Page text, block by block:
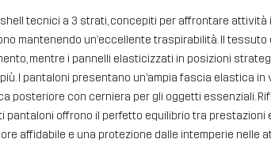
tecnici a 3 strati, concepiti per affrontare attività
mantenendo un’eccellente traspirabilità. Il
mentre i pannelli elasticizzati in posizioni
I pantaloni presentano un’ampia fascia elastica in
posteriore con cerniera per gli oggetti essenziali.
pantaloni offrono il perfetto equilibrio tra prestazioni
affidabile e una protezione dalle intemperie nelle